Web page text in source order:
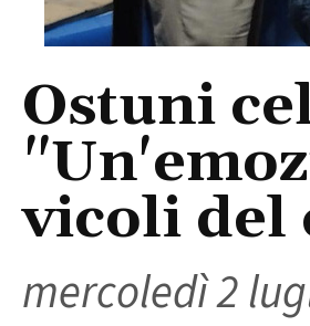
Ostuni
vicoli del
mercoledì 2